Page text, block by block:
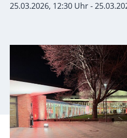
25.03.2026, 12:30 Uhr -